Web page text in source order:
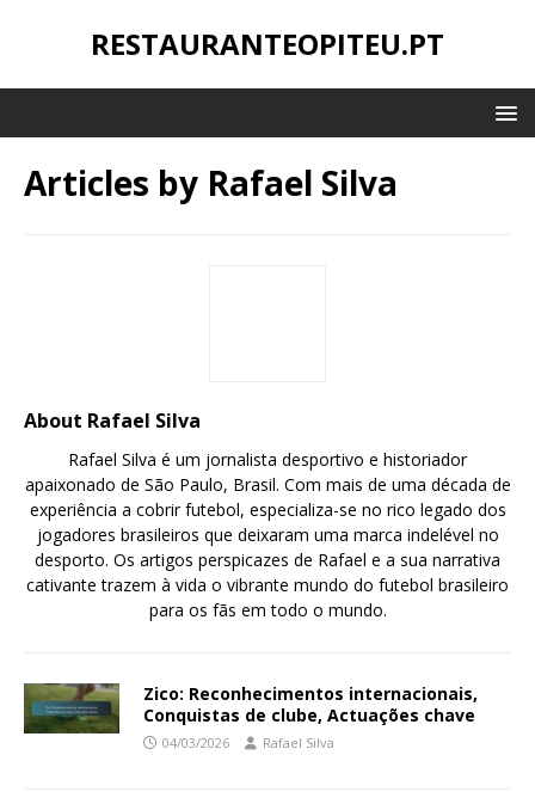
RESTAURANTEOPITEU.PT
Articles by Rafael Silva
About Rafael Silva
Rafael Silva é um jornalista desportivo e historiador
apaixonado de São Paulo, Brasil. Com mais de uma década de
experiência a cobrir futebol, especializa-se no rico legado dos
jogadores brasileiros que deixaram uma marca indelével no
desporto. Os artigos perspicazes de Rafael e a sua narrativa
cativante trazem à vida o vibrante mundo do futebol brasileiro
para os fãs em todo o mundo.
Zico: Reconhecimentos internacionais,
Conquistas de clube, Actuações chave
04/03/2026 Rafael Silva